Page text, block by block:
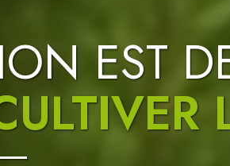
EST